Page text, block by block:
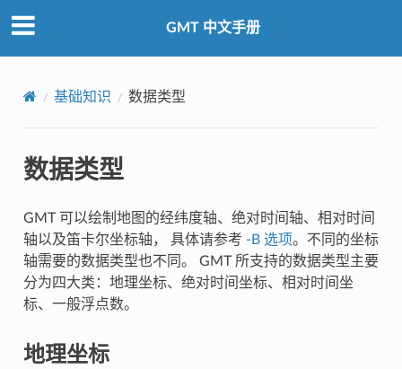
GMT 中文手册
基础知识 数据类型
数据类型
GMT 可以绘制地图的经纬度轴、绝对时间轴、相对时间
轴以及笛卡尔坐标轴， 具体请参考 -B 选项。不同的坐标
轴需要的数据类型也不同。 GMT 所支持的数据类型主要
分为四大类：地理坐标、绝对时间坐标、相对时间坐
标、一般浮点数。
地理坐标